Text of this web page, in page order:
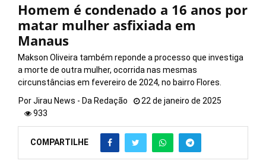
Homem é condenado a 16 anos por
matar mulher asfixiada em
Manaus
Makson Oliveira também reponde a processo que investiga
a morte de outra mulher, ocorrida nas mesmas
circunstâncias em fevereiro de 2024, no bairro Flores.
PorJirau News - Da Redação
22 de janeiro de 2025
933
COMPARTILHE